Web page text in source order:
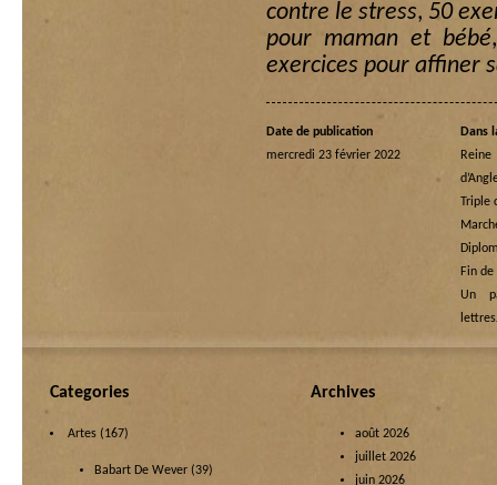
contre le stress, 50
pour maman et bébé
exercices pour affiner
Date de publication
mercredi 23 février 2022
Dans
Triple
Fin
Un
Categories
Artes (167)
Babart De Wever (39)
Archives
août 2026
juillet 2026
juin 2026